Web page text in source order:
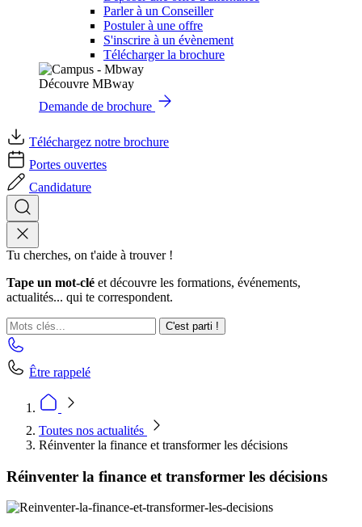
Parler à un Conseiller
Postuler à une offre
S'inscrire à un évènement
Télécharger la brochure
Découvre MBway
Demande de brochure
Téléchargez notre brochure
Portes ouvertes
Candidature
Tu cherches, on t'aide à trouver !
Tape un mot-clé et découvre les formations, événements,
actualités... qui te correspondent.
C'est parti !
Être rappelé
Toutes nos actualités
Réinventer la finance et transformer les décisions
Réinventer la finance et transformer les décisions